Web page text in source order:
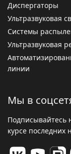
Диспергаторы
Ультразвуковая
Системы
Ультразвуковая
линии
Мы в
Подписывайтесь
курсе последних